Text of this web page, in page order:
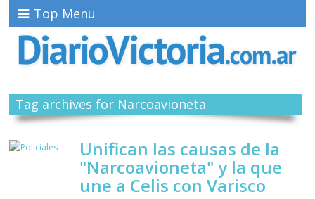
Top Menu
Tag archives for Narcoavioneta
Unifican las causas de la
"Narcoavioneta" y la que
une a Celis con Varisco